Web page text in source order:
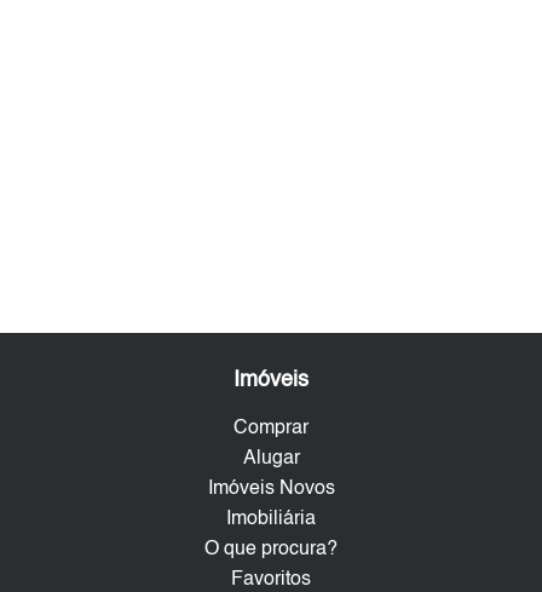
Imóveis
Comprar
Alugar
Imóveis Novos
Imobiliária
O que procura?
Favoritos